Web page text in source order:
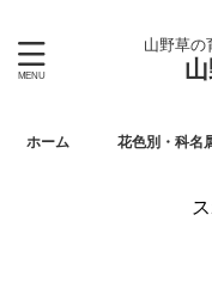
山野草の
ホーム 花色別・科名